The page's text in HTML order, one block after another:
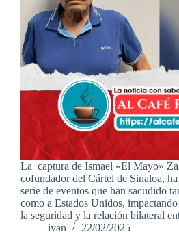
La captura de Ismael «El Mayo»
cofundador del Cártel de Sinaloa,
serie de eventos que han sacudido
como a Estados Unidos,
la seguridad y la relación bilateral
ivan
22/02/2025